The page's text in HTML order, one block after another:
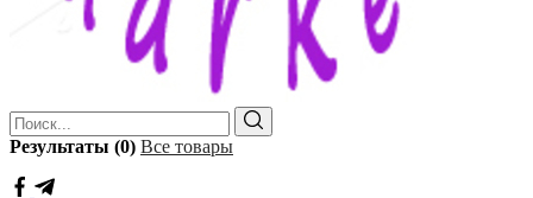
Результаты (0) Все товары